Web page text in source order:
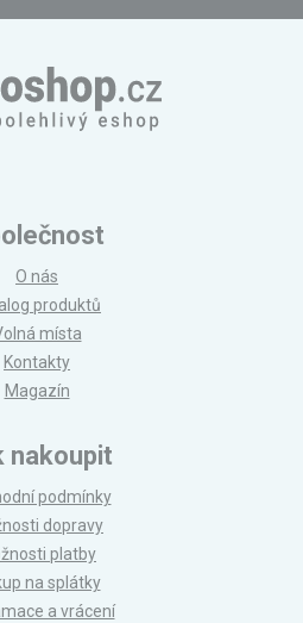
O nás
produktů
místa
Kontakty
Magazín
nakoupit
podmínky
dopravy
platby
na splátky
a vrácení